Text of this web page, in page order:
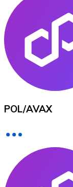
XRP
Ver todo
Añade
POL/AVAX